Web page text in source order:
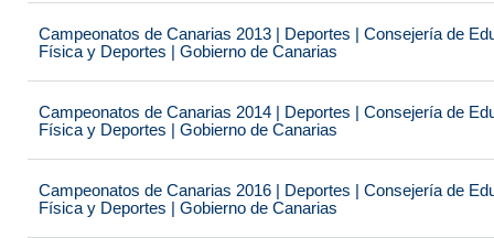
Campeonatos de Canarias 2013 | Deportes | Consejería de
Física y Deportes | Gobierno de Canarias
Campeonatos de Canarias 2014 | Deportes | Consejería de
Física y Deportes | Gobierno de Canarias
Campeonatos de Canarias 2016 | Deportes | Consejería de
Física y Deportes | Gobierno de Canarias